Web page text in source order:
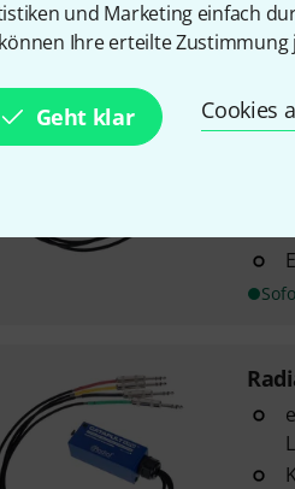
und Marketing einfach
Ihre erteilte
Geht klar Cookies